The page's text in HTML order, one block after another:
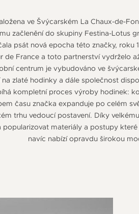
ve Švýcarském La Chaux-de-
začlenění do skupiny Festina-Lotus
psát nová epocha této značky,
de France a toto partnerství vydrželo
centrum je vybudováno ve
zlaté hodinky a dále společnost
kompletní proces výroby hodinek:
času značka expanduje po celém
trhu vedoucí postavení. Díky
popularizovat materiály a postupy
navíc nabízí opravdu širokou